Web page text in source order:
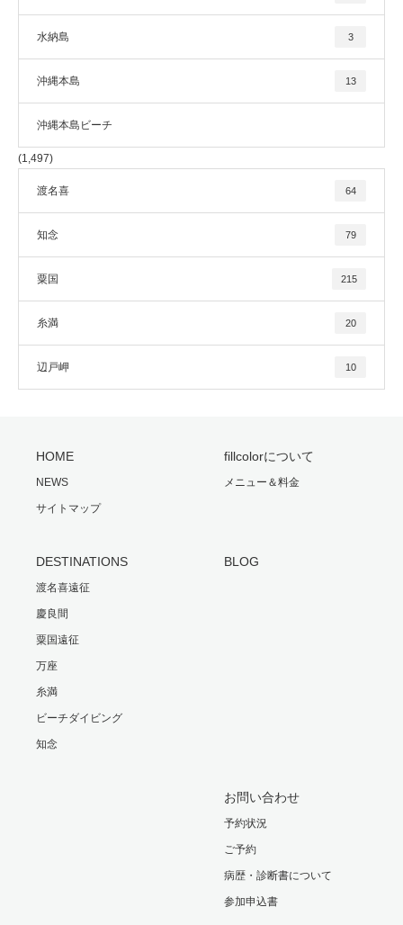
水納島 3
沖縄本島 13
沖縄本島ビーチ
(1,497)
渡名喜 64
知念 79
粟国 215
糸満 20
辺戸岬 10
HOME
NEWS
サイトマップ
fillcolorについて
メニュー＆料金
DESTINATIONS
渡名喜遠征
慶良間
粟国遠征
万座
糸満
ビーチダイビング
知念
BLOG
お問い合わせ
予約状況
ご予約
病歴・診断書について
参加申込書